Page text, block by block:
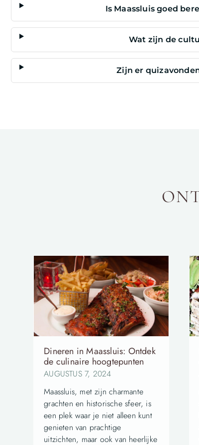
Is Maassluis goed
Wat zijn de
Zijn er
Dineren in Maassluis: Ontdek
de culinaire hoogtepunten
AUGUSTUS 7, 2024
Maassluis, met zijn charmante
grachten en historische sfeer, is
een plek waar je niet alleen kunt
genieten van prachtige
uitzichten, maar ook van heerlijke